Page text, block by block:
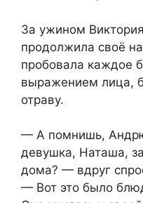
За ужином
продолжила своё
пробовала каждое
выражением лица,
отраву.
— А помнишь,
девушка, Наташа,
дома? — вдруг
— Вот это было